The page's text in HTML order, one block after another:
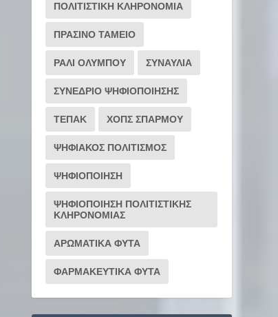
ΠΟΛΙΤΙΣΤΙΚΗ ΚΛΗΡΟΝΟΜΙΑ
ΠΡΑΣΙΝΟ ΤΑΜΕΙΟ
ΡΆΛΙ ΟΛΎΜΠΟΥ ΣΥΝΑΥΛΙΑ
ΣΥΝΕΔΡΙΟ ΨΗΦΙΟΠΟΙΗΣΗΣ
ΤΕΠΑΚ ΧΟΠΣ ΣΠΑΡΜΟΥ
ΨΗΦΙΑΚΟΣ ΠΟΛΙΤΙΣΜΟΣ
ΨΗΦΙΟΠΟΙΗΣΗ
ΨΗΦΙΟΠΟΙΗΣΗ ΠΟΛΙΤΙΣΤΙΚΗΣ
ΚΛΗΡΟΝΟΜΙΑΣ
ΑΡΩΜΑΤΙΚΑ ΦΥΤΑ
ΦΑΡΜΑΚΕΥΤΙΚΑ ΦΥΤΑ